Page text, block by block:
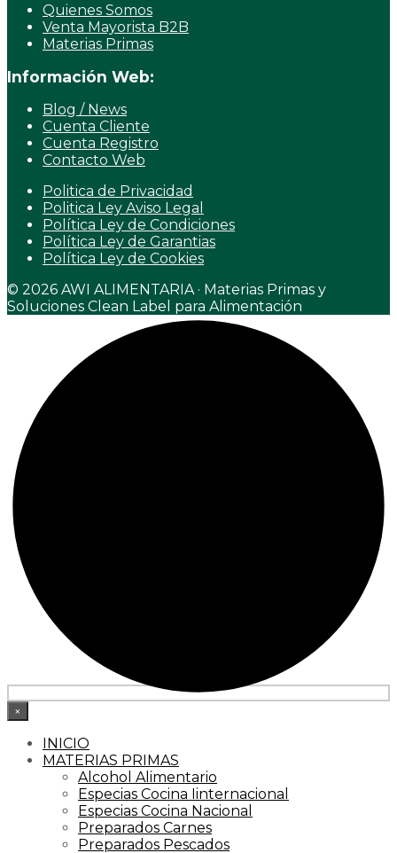
Quienes Somos
Venta Mayorista B2B
Materias Primas
Información Web:
Blog / News
Cuenta Cliente
Cuenta Registro
Contacto Web
Politica de Privacidad
Politica Ley Aviso Legal
Política Ley de Condiciones
Política Ley de Garantias
Política Ley de Cookies
© 2026 AWI ALIMENTARIA · Materias Primas y
Soluciones Clean Label para Alimentación
×
INICIO
MATERIAS PRIMAS
Alcohol Alimentario
Especias Cocina Iinternacional
Especias Cocina Nacional
Preparados Carnes
Preparados Pescados